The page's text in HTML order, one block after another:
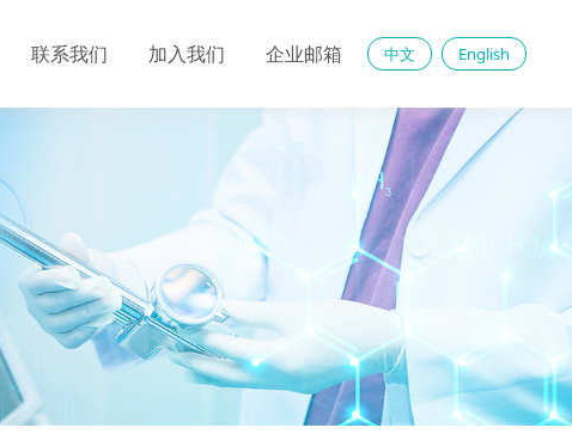
中文 English
联系我们 加入我们 企业邮箱